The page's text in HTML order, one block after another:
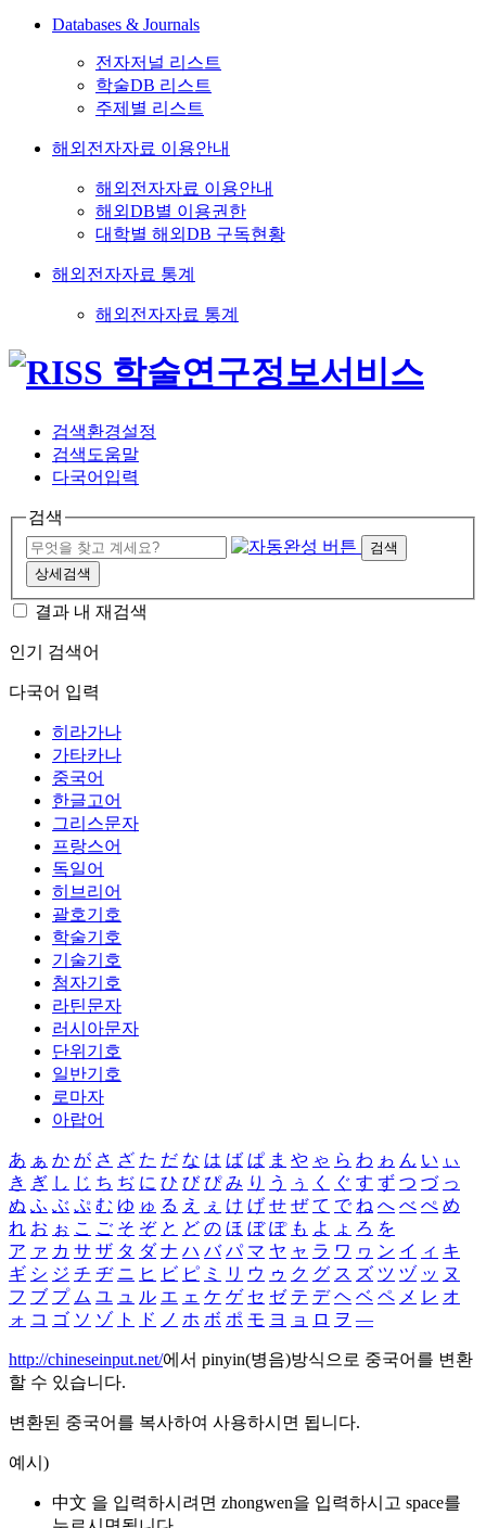
Databases & Journals
전자저널 리스트
학술DB 리스트
주제별 리스트
해외전자자료 이용안내
해외전자자료 이용안내
해외DB별 이용권한
대학별 해외DB 구독현황
해외전자자료 통계
해외전자자료 통계
검색환경설정
검색도움말
다국어입력
검색
검색
상세검색
결과 내 재검색
인기 검색어
다국어 입력
히라가나
가타카나
중국어
한글고어
그리스문자
프랑스어
독일어
히브리어
괄호기호
학술기호
기술기호
첨자기호
라틴문자
러시아문자
단위기호
일반기호
로마자
아랍어
あ ぁ か が さ ざ た だ な は ば ぱ ま や ゃ ら わ ゎ ん い ぃ
き ぎ し じ ち ぢ に ひ び ぴ み り う ぅ く ぐ す ず つ づ っ
ぬ ふ ぶ ぷ む ゆ ゅ る え ぇ け げ せ ぜ て で ね へ べ ぺ め
れ お ぉ こ ご そ ぞ と ど の ほ ぼ ぽ も よ ょ ろ を
ア ァ カ サ ザ タ ダ ナ ハ バ パ マ ヤ ャ ラ ワ ヮ ン イ ィ キ
ギ シ ジ チ ヂ ニ ヒ ビ ピ ミ リ ウ ゥ ク グ ス ズ ツ ヅ ッ ヌ
フ ブ プ ム ユ ュ ル エ ェ ケ ゲ セ ゼ テ デ ヘ ベ ペ メ レ オ
ォ コ ゴ ソ ゾ ト ド ノ ホ ボ ポ モ ヨ ョ ロ ヲ ―
http://chineseinput.net/에서 pinyin(병음)방식으로 중국어를 변환
할 수 있습니다.
변환된 중국어를 복사하여 사용하시면 됩니다.
예시)
中文 을 입력하시려면 zhongwen을 입력하시고 space를